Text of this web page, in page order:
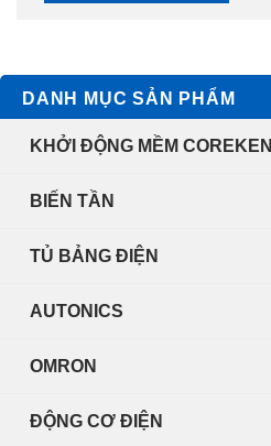
DANH MỤC SẢN PHẨM
KHỞI ĐỘNG MỀM COREKEN
BIẾN TẦN
TỦ BẢNG ĐIỆN
AUTONICS
OMRON
ĐỘNG CƠ ĐIỆN